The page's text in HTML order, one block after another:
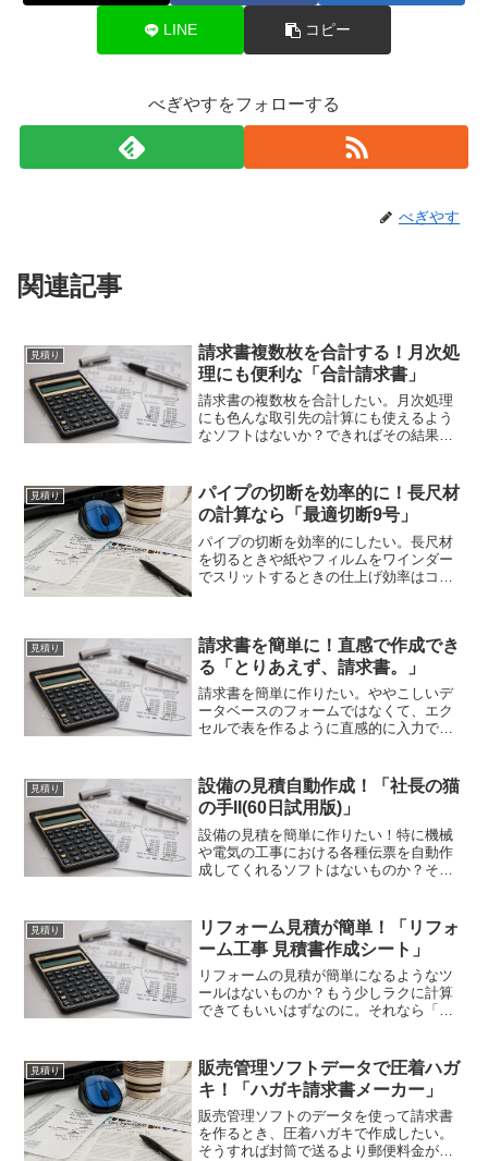
LINE コピー
べぎやすをフォローする
べぎやす
関連記事
見積り
請求書複数枚を合計する！月次処
理にも便利な「合計請求書」
請求書の複数枚を合計したい。月次処理
にも色んな取引先の計算にも使えるよう
なソフトはないか？できればその結果を
計請求書」はいかがでしょうか。簡単に
請求書の複数枚を合計できますよ！
見積り
パイプの切断を効率的に！長尺材
の計算なら「最適切断9号」
パイプの切断を効率的にしたい。長尺材
を切るときや紙やフィルムをワインダー
でスリットするときの仕上げ効率はコス
切断が効率的にできますよ！
見積り
請求書を簡単に！直感で作成でき
る「とりあえず、請求書。」
請求書を簡単に作りたい。ややこしいデ
ータベースのフォームではなくて、エク
セルで表を作るように直感的に入力でき
め。書類に記載する感覚で使えて請求書
を簡単に作成することができます。
見積り
設備の見積自動作成！「社長の猫
の手II(60日試用版)」
設備の見積を簡単に作りたい！特に機械
や電気の工事における各種伝票を自動作
成してくれるソフトはないものか？それ
ではなく、関連書類もサクッと作る機能
が搭載されて便利ですよ！
見積り
リフォーム見積が簡単！「リフォ
ーム工事 見積書作成シート」
リフォームの見積が簡単になるようなツ
ールはないものか？もう少しラクに計算
できてもいいはずなのに。それなら「リ
すから使いやすいかなと。リフォームの
見積が簡単になると思いますよ！
見積り
販売管理ソフトデータで圧着ハガ
キ！「ハガキ請求書メーカー」
販売管理ソフトのデータを使って請求書
を作るとき、圧着ハガキで作成したい。
そうすれば封筒で送るより郵便料金が安